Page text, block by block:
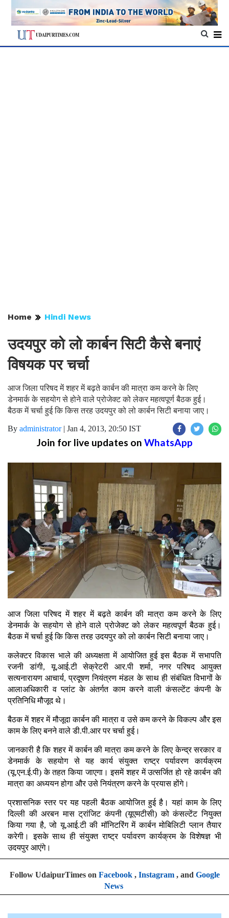
Home Hindi News
उदयपुर को लो कार्बन सिटी कैसे बनाएं
विषयक पर चर्चा
आज जिला परिषद में शहर में बढ़ते कार्बन की मात्रा कम करने के लिए
डेनमार्क के सहयोग से होने वाले प्रोजेक्ट को लेकर महत्वपूर्ण बैठक हुई।
बैठक में चर्चा हुई कि किस तरह उदयपुर को लो कार्बन सिटी बनाया जाए।
By administrator| Jan 4, 2013, 20:50 IST
Join for live updates on WhatsApp
आज जिला परिषद में शहर में बढ़ते कार्बन की मात्रा कम करने के लिए
डेनमार्क के सहयोग से होने वाले प्रोजेक्ट को लेकर महत्वपूर्ण बैठक हुई।
बैठक में चर्चा हुई कि किस तरह उदयपुर को लो कार्बन सिटी बनाया जाए।
कलेक्टर विकास भाले की अध्यक्षता में आयोजित हुई इस बैठक में सभापति
रजनी डांगी, यू.आई.टी सेक्रेटरी आर.पी शर्मा, नगर परिषद आयुक्त
सत्यनारायण आचार्य, प्रदूषण नियंत्रण मंडल के साथ ही संबंधित विभागों के
आलाअधिकारी व प्लांट के अंतर्गत काम करने वाली कंसल्टेंट कंपनी के
प्रतिनिधि मौजूद थे।
बैठक में शहर में मौजूदा कार्बन की मात्रा व उसे कम करने के विकल्प और इस
काम के लिए बनने वाले डी.पी.आर पर चर्चा हुई।
जानकारी है कि शहर में कार्बन की मात्रा कम करने के लिए केन्द्र सरकार व
डेनमार्क के सहयोग से यह कार्य संयुक्त राष्ट्र पर्यावरण कार्यक्रम
(यू.एन.ई.पी) के तहत किया जाएगा। इसमें शहर में उत्सर्जित हो रहे कार्बन की
मात्रा का अध्ययन होगा और उसे नियंत्रण करने के प्रयास होंगे।
प्रशासनिक स्तर पर यह पहली बैठक आयोजित हुई है। यहां काम के लिए
दिल्ली की अरबन मास ट्रांजिट कंपनी (यूएमटीसी) को कंसल्टेंट नियुक्त
किया गया है, जो यू.आई.टी की मॉनिटरिंग में कार्बन मोबिलिटी प्लान तैयार
करेगी। इसके साथ ही संयुक्त राष्ट्र पर्यावरण कार्यक्रम के विशेषज्ञ भी
उदयपुर आएंगे।
Follow UdaipurTimes on Facebook, Instagram, and Google
News